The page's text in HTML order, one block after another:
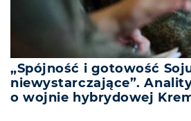
„Spójność i gotowość
niewystarczające”.
o wojnie hybrydowej